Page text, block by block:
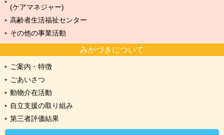
(ケアマネジャー)
高齢者生活福祉センター
その他の事業活動
みかづきについて
ご案内・特徴
ごあいさつ
動物介在活動
自立支援の取り組み
第三者評価結果